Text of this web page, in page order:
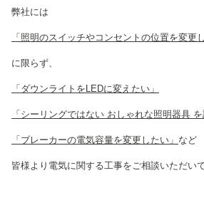
弊社には
「照明のスイッチやコンセントの位置を変更
に限らず、
「ダウンライトをLEDに変えたい」
「シーリングではない おしゃれな照明器具 を
「ブレーカーの電気容量を変更したい」 など
皆様より電気に関する工事をご相談いただい